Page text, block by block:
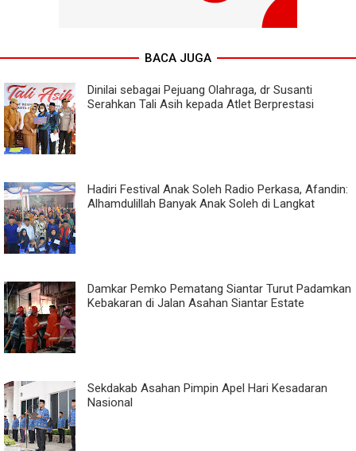
BACA JUGA
Dinilai sebagai Pejuang Olahraga, dr Susanti
Serahkan Tali Asih kepada Atlet Berprestasi
Hadiri Festival Anak Soleh Radio Perkasa, Afandin:
Alhamdulillah Banyak Anak Soleh di Langkat
Damkar Pemko Pematang Siantar Turut Padamkan
Kebakaran di Jalan Asahan Siantar Estate
Sekdakab Asahan Pimpin Apel Hari Kesadaran
Nasional